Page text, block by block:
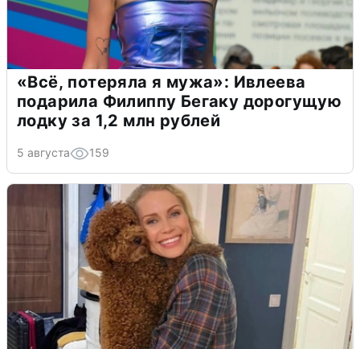
«Всё, потеряла я мужа»: Ивлеева
подарила Филиппу Бегаку дорогущую
лодку за 1,2 млн рублей
5 августа 159